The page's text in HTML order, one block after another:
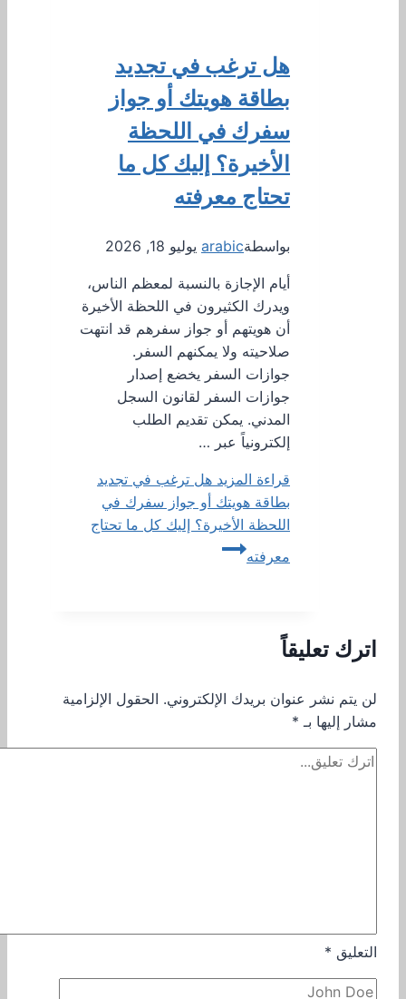
هل ترغب في تجديد
بطاقة هويتك أو جواز
سفرك في اللحظة
الأخيرة؟ إليك كل ما
تحتاج معرفته
بواسطةarabic يوليو 18, 2026
أيام الإجازة بالنسبة لمعظم الناس،
ويدرك الكثيرون في اللحظة الأخيرة
أن هويتهم أو جواز سفرهم قد انتهت
صلاحيته ولا يمكنهم السفر.
جوازات السفر يخضع إصدار
جوازات السفر لقانون السجل
المدني. يمكن تقديم الطلب
إلكترونياً عبر …
قراءة المزيد هل ترغب في تجديد
بطاقة هويتك أو جواز سفرك في
اللحظة الأخيرة؟ إليك كل ما تحتاج
معرفته
اترك تعليقاً
لن يتم نشر عنوان بريدك الإلكتروني. الحقول الإلزامية
مشار إليها بـ *
التعليق *